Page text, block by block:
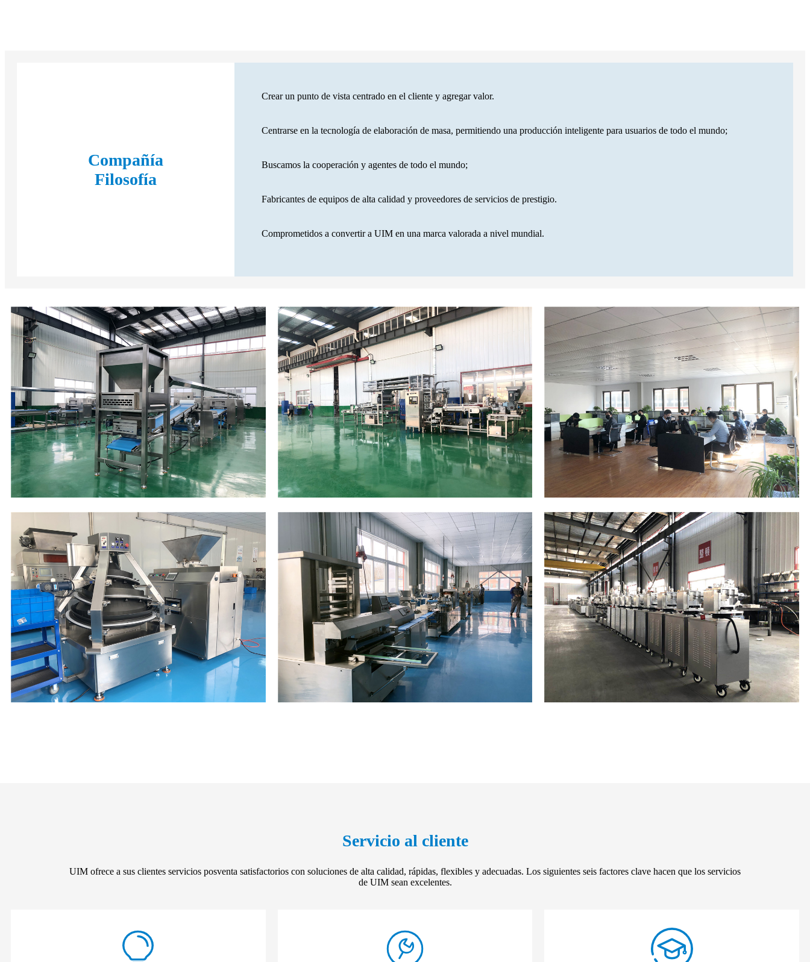
Compañía
Filosofía
Crear un punto de vista centrado en el cliente y agregar valor.
Centrarse en la tecnología de elaboración de masa, permitiendo una producción inteligente para usuarios de todo el mundo;
Buscamos la cooperación y agentes de todo el mundo;
Fabricantes de equipos de alta calidad y proveedores de servicios de prestigio.
Comprometidos a convertir a UIM en una marca valorada a nivel mundial.
Servicio al cliente
UIM ofrece a sus clientes servicios posventa satisfactorios con soluciones de alta calidad, rápidas, flexibles y adecuadas. Los siguientes seis factores clave hacen que los servicios
de UIM sean excelentes.